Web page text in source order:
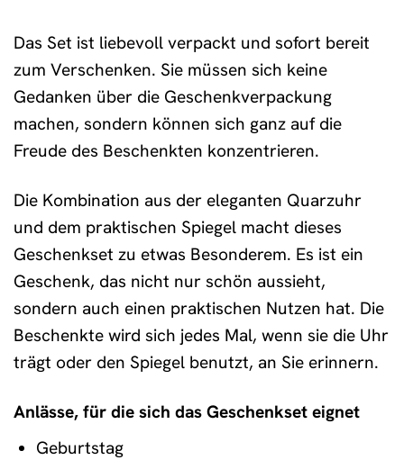
Das Set ist liebevoll verpackt und sofort bereit
zum Verschenken. Sie müssen sich keine
Gedanken über die Geschenkverpackung
machen, sondern können sich ganz auf die
Freude des Beschenkten konzentrieren.
Die Kombination aus der eleganten Quarzuhr
und dem praktischen Spiegel macht dieses
Geschenkset zu etwas Besonderem. Es ist ein
Geschenk, das nicht nur schön aussieht,
sondern auch einen praktischen Nutzen hat. Die
Beschenkte wird sich jedes Mal, wenn sie die Uhr
trägt oder den Spiegel benutzt, an Sie erinnern.
Anlässe, für die sich das Geschenkset eignet
Geburtstag